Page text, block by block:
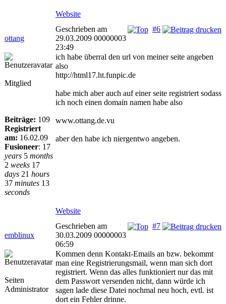
Website
ottang
#6
Geschrieben am
29.03.2009 00000003
23:49
Mitglied
Beiträge: 109
Registriert
am: 16.02.09
Fusioneer: 17
years 5 months
2 weeks 17
days 21 hours
37 minutes 13
seconds
ich habe überral den url von meiner seite angeben
also
http://html17.ht.funpic.de
habe mich aber auch auf einer seite registriert sodass
ich noch einen domain namen habe also
www.ottang.de.vu
aber den habe ich niergentwo angeben.
Website
emblinux
#7
Geschrieben am
30.03.2009 00000003
06:59
Seiten
Administrator
Kommen denn Kontakt-Emails an bzw. bekommt
man eine Registrierungsmail, wenn man sich dort
registriert. Wenn das alles funktioniert nur das mit
dem Passwort versenden nicht, dann würde ich
sagen lade diese Datei nochmal neu hoch, evtl. ist
dort ein Fehler drinne.